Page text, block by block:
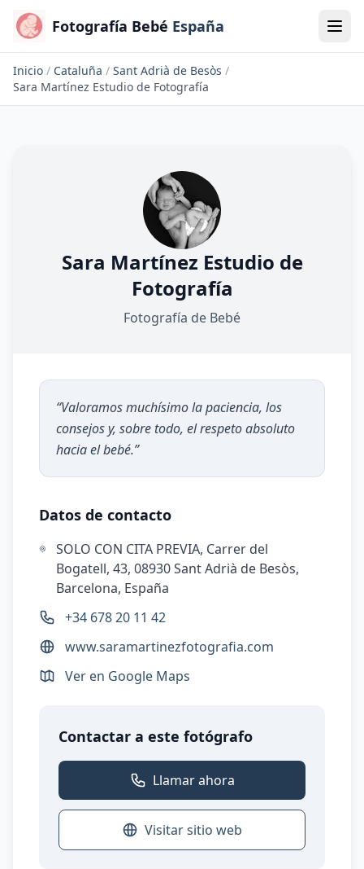
Fotografía Bebé España
Inicio / Cataluña / Sant Adrià de Besòs /
Sara Martínez Estudio de Fotografía
Sara Martínez Estudio de
Fotografía
Fotografía de Bebé
“Valoramos muchísimo la paciencia, los
consejos y, sobre todo, el respeto absoluto
hacia el bebé.”
Datos de contacto
SOLO CON CITA PREVIA, Carrer del
Bogatell, 43, 08930 Sant Adrià de Besòs,
Barcelona, España
+34 678 20 11 42
www.saramartinezfotografia.com
Ver en Google Maps
Contactar a este fotógrafo
Llamar ahora
Visitar sitio web